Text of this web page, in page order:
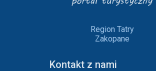
Region Tatry
Zakopane
Kontakt z nami